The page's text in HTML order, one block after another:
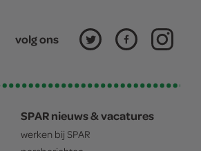
volg ons
SPAR nieuws & vacatures
werken bij SPAR